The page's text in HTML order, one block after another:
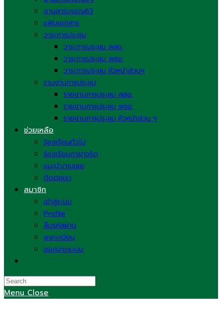
งานสารบรรณ63
แฟ้มเอกสาร
วาระการประชุม
วาระการประชุม สสอ.
วาระการประชุม พชอ.
วาระการประชุม หัวหน้าส่วนฯ
รานงานการประชุม
รายงานการประชุม สสอ.
รายงานการประชุม พชอ.
รายงานการประชุม หัวหน้าส่วน ฯ
ช่วยเหลือ
ร้องเรียนทั่วไป
ร้องเรียนการทุจริต
แนะนำ/ชมเชย
ติดต่อเรา
สมาชิก
เข้าสู่ระบบ
Profile
ลืมรหัสผ่าน
ลงทะเบียน
ออกจากระบบ
search
Menu Close